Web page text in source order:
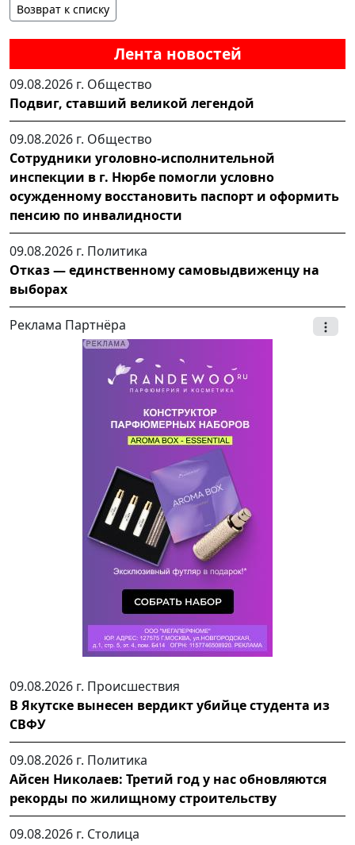
Лента новостей
09.08.2026 г. Общество
Подвиг, ставший великой легендой
09.08.2026 г. Общество
Сотрудники уголовно-исполнительной
инспекции в г. Нюрбе помогли условно
осужденному восстановить паспорт и оформить
пенсию по инвалидности
09.08.2026 г. Политика
Отказ — единственному самовыдвиженцу на
выборах
Реклама Партнёра
09.08.2026 г. Происшествия
В Якутске вынесен вердикт убийце студента из
СВФУ
09.08.2026 г. Политика
Айсен Николаев: Третий год у нас обновляются
рекорды по жилищному строительству
09.08.2026 г. Столица
Возврат к списку